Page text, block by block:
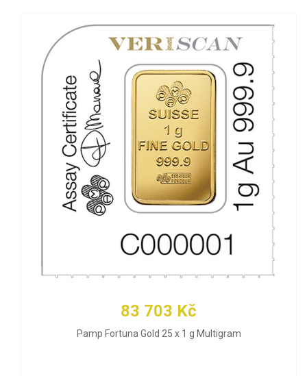
83 703 Kč
Pamp Fortuna Gold 25 x 1 g Multigram